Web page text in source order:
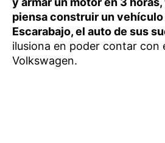
piensa construir un vehículo
Escarabajo, el auto de sus
ilusiona en poder contar con
Volkswagen.